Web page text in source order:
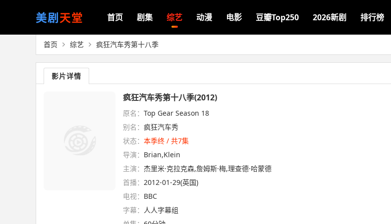
美剧天堂 首页 剧集 综艺 动漫 电影 豆瓣Top250 2026新剧 排行榜
首页 综艺 疯狂汽车秀第十八季
影片详情
疯狂汽车秀第十八季(2012)
原名： Top Gear Season 18
别名： 疯狂汽车秀
状态： 本季终 / 共7集
导演： Brian,Klein
主演： 杰里米·克拉克森,詹姆斯·梅,理查德·哈蒙德
首播： 2012-01-29(英国)
电视： BBC
字幕： 人人字幕组